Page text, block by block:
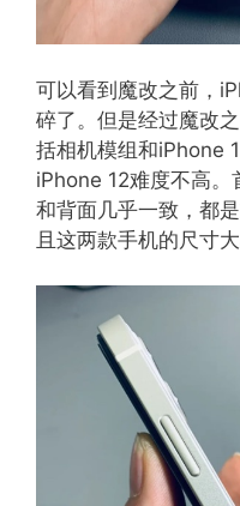
可以看到魔改之前，
碎了。但是经过魔改
括相机模组和iPhone
iPhone 12难度不高。
和背面几乎一致，都
且这两款手机的尺寸